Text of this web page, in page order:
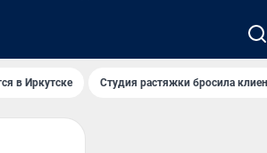
в Иркутске Студия растяжки бросила